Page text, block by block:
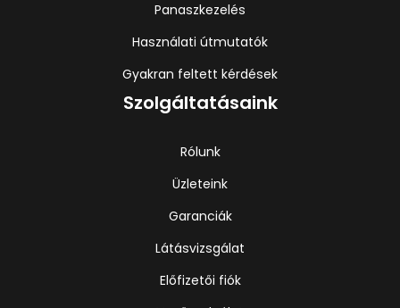
Panaszkezelés
Használati útmutatók
Gyakran feltett kérdések
Szolgáltatásaink
Rólunk
Üzleteink
Garanciák
Látásvizsgálat
Előfizetői fiók